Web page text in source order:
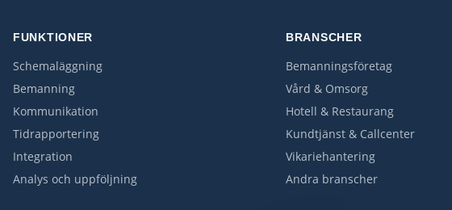
FUNKTIONER
Schemaläggning
Bemanning
Kommunikation
Tidrapportering
Integration
Analys och uppföljning
BRANSCHER
Bemanningsföretag
Vård & Omsorg
Hotell & Restaurang
Kundtjänst & Callcenter
Vikariehantering
Andra branscher